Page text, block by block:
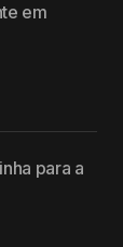
em
para a